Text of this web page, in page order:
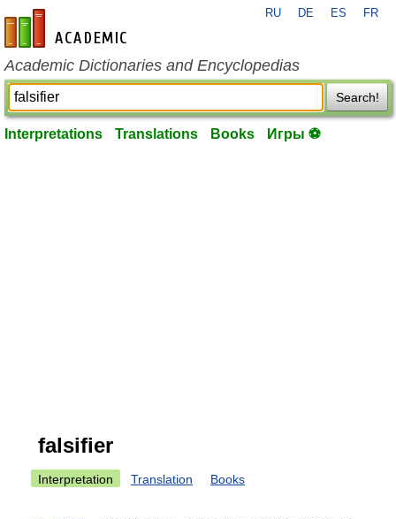
en-academic.com
RU DE ES FR
Academic Dictionaries and Encyclopedias
Search!
Interpretations Translations Books Игры ⚽
falsifier
Interpretation Translation Books